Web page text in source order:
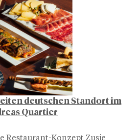
deutschen Standort im
Quartier
Restaurant-Konzept Zusje